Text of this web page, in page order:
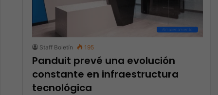
Almacenamiento
Staff Boletín 195
Panduit prevé una evolución
constante en infraestructura
tecnológica